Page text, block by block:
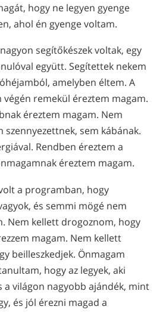
hogy ne legyen gyenge
ahol én gyenge voltam.
segítőkészek voltak, egy
együtt. Segítettek nekem
amelyben éltem. A
remekül éreztem magam.
éreztem magam. Nem
szennyezettnek, sem kábának.
Rendben éreztem a
éreztem magam.
a programban, hogy
és semmi mögé nem
Nem kellett drogoznom, hogy
magam. Nem kellett
beilleszkedjek. Önmagam
hogy az legyek, aki
a világon nagyobb ajándék, mint
és jól érezni magad a